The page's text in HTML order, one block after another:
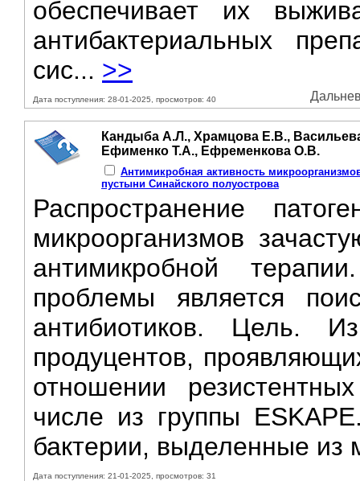
обеспечивает их
антибактериальных
сис... >>
Дата поступления: 28-01-2025, просмотров: 40
Кандыба А.Л., Храмцова Е.В.,
Ефименко Т.А., Ефременкова О.В.
Антимикробная активность
пустыни Синайского полуострова
Распространение
микроорганизмов
антимикробной
проблемы является
антибиотиков. Цель.
продуцентов,
отношении
числе из группы
бактерии, выделенные
Дата поступления: 21-01-2025, просмотров: 31